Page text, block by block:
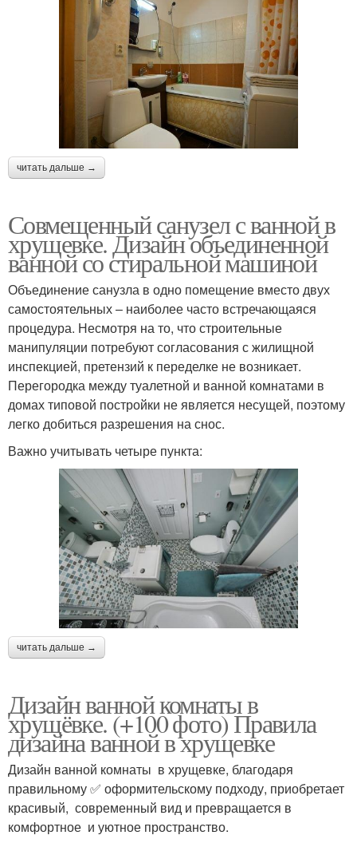
читать дальше →
Совмещенный санузел с ванной в
хрущевке. Дизайн объединенной
ванной со стиральной машиной
Объединение санузла в одно помещение вместо двух
самостоятельных – наиболее часто встречающаяся
процедура. Несмотря на то, что строительные
манипуляции потребуют согласования с жилищной
инспекцией, претензий к переделке не возникает.
Перегородка между туалетной и ванной комнатами в
домах типовой постройки не является несущей, поэтому
легко добиться разрешения на снос.
Важно учитывать четыре пункта:
читать дальше →
Дизайн ванной комнаты в
хрущёвке. (+100 фото) Правила
дизайна ванной в хрущевке
Дизайн ванной комнаты в хрущевке, благодаря
правильному ✅ оформительскому подходу, приобретает
красивый, современный вид и превращается в
комфортное и уютное пространство.